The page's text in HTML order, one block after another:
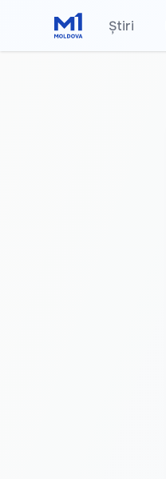
Știri